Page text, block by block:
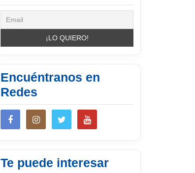
Encuéntranos en
Redes
Te puede interesar